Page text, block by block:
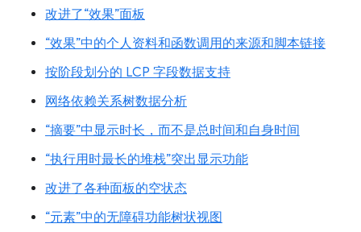
改进了“效果”面板
“效果”中的个人资料和函数调用的来源和脚本链接
按阶段划分的 LCP 字段数据支持
网络依赖关系树数据分析
“摘要”中显示时长，而不是总时间和自身时间
“执行用时最长的堆栈”突出显示功能
改进了各种面板的空状态
“元素”中的无障碍功能树状视图